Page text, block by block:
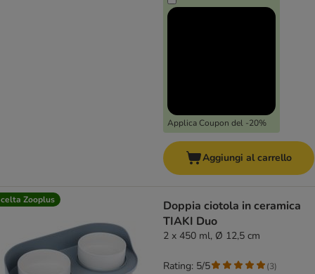
Applica Coupon del -20%
Aggiungi al carrello
Zooplus
Doppia ciotola in ceramica
TIAKI Duo
2 x 450 ml, Ø 12,5 cm
Rating: 5/5 (3)